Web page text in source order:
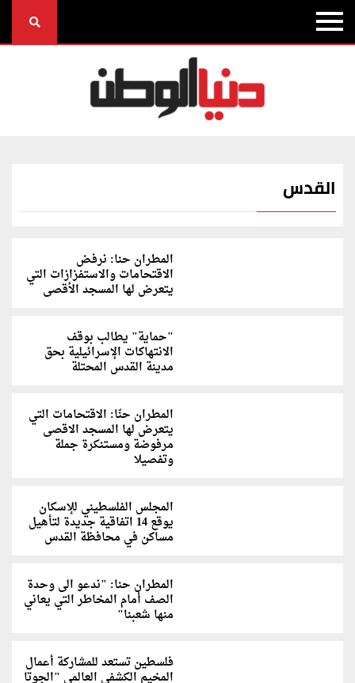
القدس
المطران حنا: نرفض
الاقتحامات والاستفزازات التي
يتعرض لها المسجد الأقصى
"حماية" يطالب بوقف
الانتهاكات الإسرائيلية بحق
مدينة القدس المحتلة
المطران حنّا: الاقتحامات التي
يتعرض لها المسجد الاقصى
مرفوضة ومستنكرة جملة
وتفصيلا
المجلس الفلسطيني للإسكان
يوقع 14 اتفاقية جديدة لتأهيل
مساكن في محافظة القدس
المطران حنا: "ندعو الى وحدة
الصف أمام المخاطر التي يعاني
منها شعبنا"
فلسطين تستعد للمشاركة أعمال
المخيم الكشفي العالمي "الجوتا